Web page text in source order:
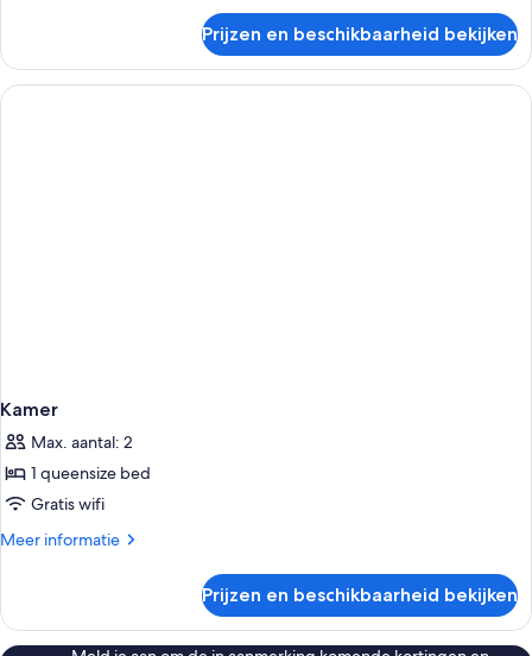
2
queensize
bedden
Prijzen en beschikbaarheid bekijken
Kamer
Max. aantal: 2
1 queensize bed
Gratis wifi
Meer informatie
Meer
Prijzen en beschikbaarheid bekijken